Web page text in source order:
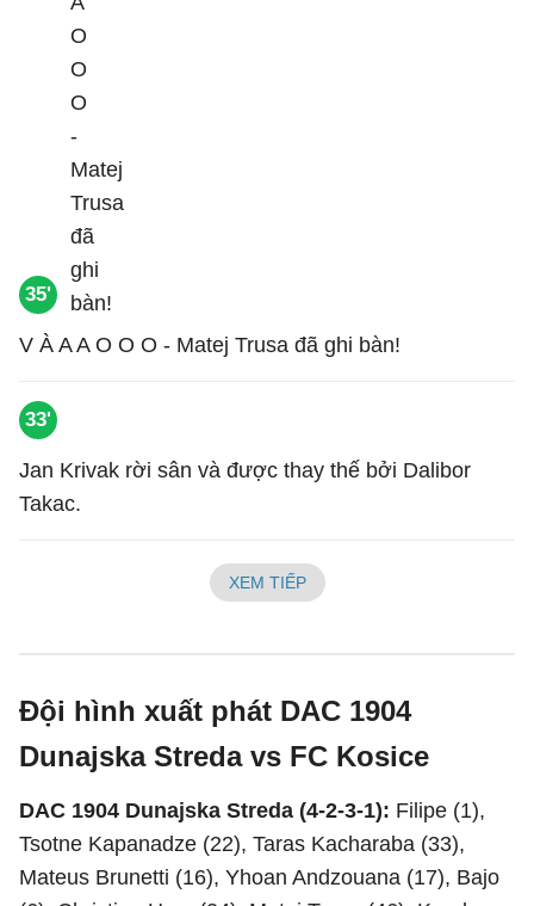
35'
V À A A O O O - Matej Trusa đã ghi bàn!
33'
Jan Krivak rời sân và được thay thế bởi Dalibor
Takac.
XEM TIẾP
Đội hình xuất phát DAC 1904
Dunajska Streda vs FC Kosice
DAC 1904 Dunajska Streda (4-2-3-1): Filipe (1),
Tsotne Kapanadze (22), Taras Kacharaba (33),
Mateus Brunetti (16), Yhoan Andzouana (17), Bajo